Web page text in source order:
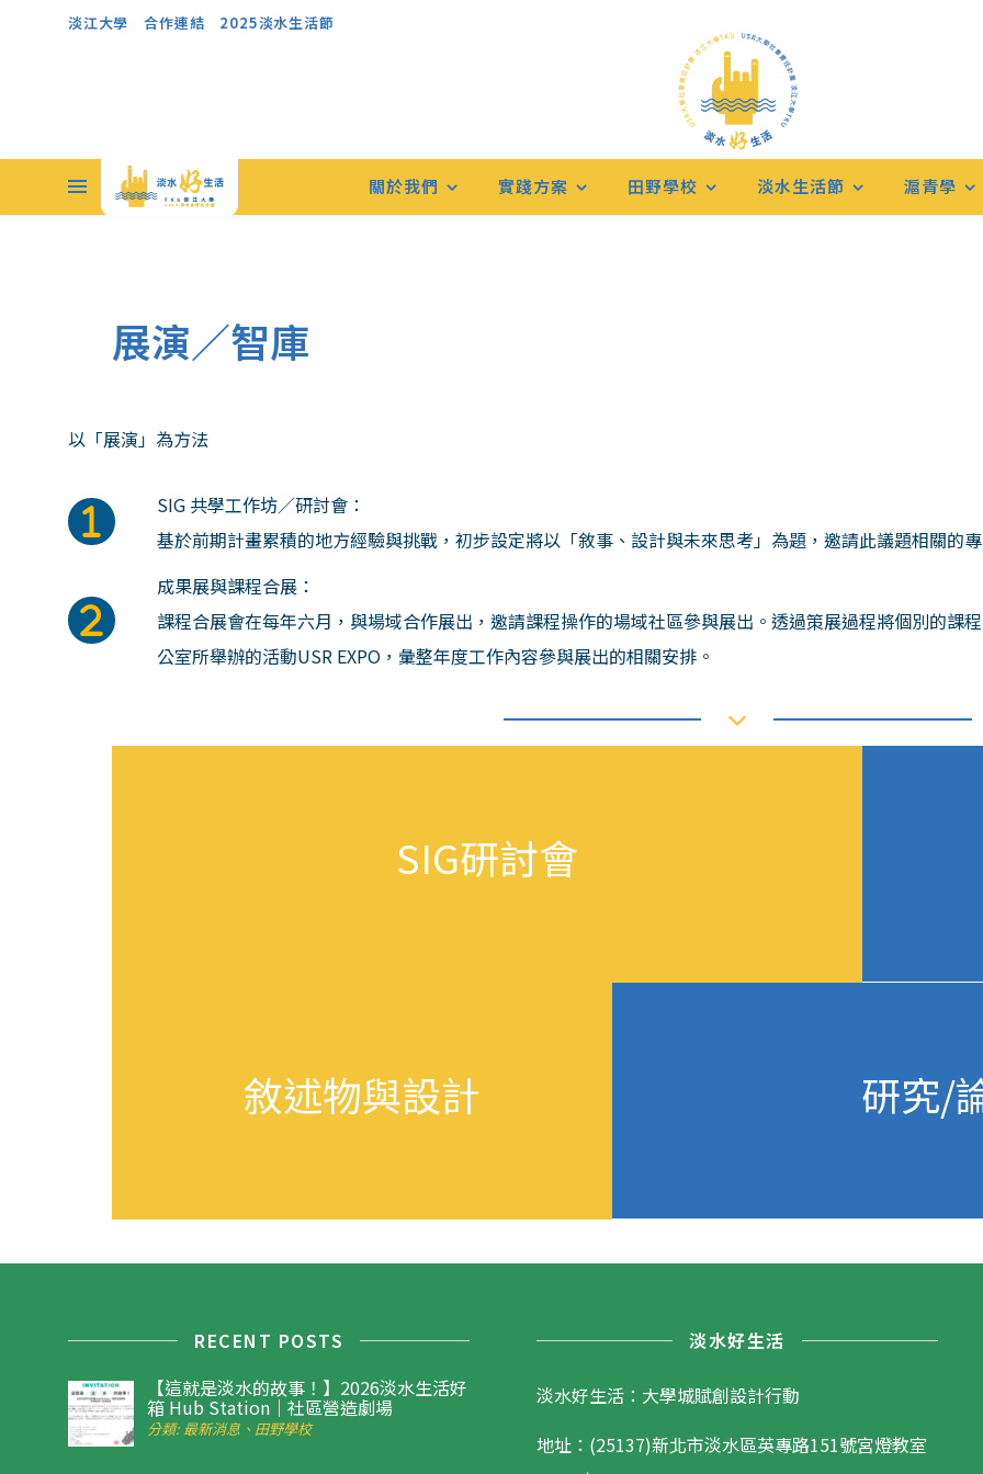
淡江大學 合作連結 2025淡水生活節
關於我們 實踐方案 田野學校 淡水生活節 滬青學
展演／智庫
以「展演」為方法
SIG 共學工作坊／研討會：
基於前期計畫累積的地方經驗與挑戰，初步設定將以「敘事、設計與未來思考」為題，邀請此議題相關的
成果展與課程合展：
課程合展會在每年六月，與場域合作展出，邀請課程操作的場域社區參與展出。透過策展過程將個別的課
公室所舉辦的活動USR EXPO，彙整年度工作內容參與展出的相關安排。
SIG研討會
敘述物與設計 研究/
RECENT POSTS
【這就是淡水的故事！】2026淡水生活好
箱 Hub Station｜社區營造劇場
分類: 最新消息、田野學校
淡水好生活
淡水好生活：大學城賦創設計行動
地址：(25137)新北市淡水區英專路151號宮燈教室